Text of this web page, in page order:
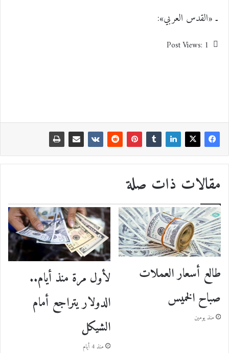
ـ «القدس العربي»:
Post Views: 1
مقالات ذات صلة
طالع أسعار العملات
صباح الخميس
منذ يومين
لأول مرة منذ أيام..
الدولار يتراجع أمام
الشيكل
منذ 4 أيام